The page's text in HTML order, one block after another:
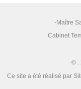
-Maître
Cabinet
© .
Ce site a été réalisé par